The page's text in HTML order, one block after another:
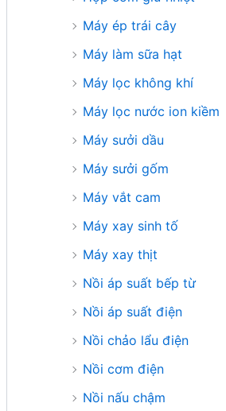
Máy ép trái cây
Máy làm sữa hạt
Máy lọc không khí
Máy lọc nước ion kiềm
Máy sưởi dầu
Máy sưởi gốm
Máy vắt cam
Máy xay sinh tố
Máy xay thịt
Nồi áp suất bếp từ
Nồi áp suất điện
Nồi chảo lẩu điện
Nồi cơm điện
Nồi nấu chậm